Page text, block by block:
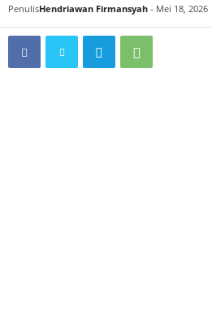
PenulisHendriawan Firmansyah - Mei 18, 2026